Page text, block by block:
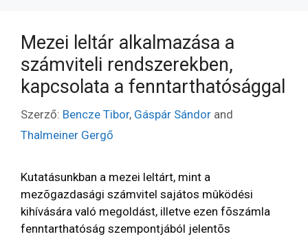
Mezei leltár alkalmazása a
számviteli rendszerekben,
kapcsolata a fenntarthatósággal
Szerző: Bencze Tibor, Gáspár Sándor and
Thalmeiner Gergő
Kutatásunkban a mezei leltárt, mint a
mezõgazdasági számvitel sajátos mûködési
kihívására való megoldást, illetve ezen fõszámla
fenntarthatóság szempontjából jelentõs